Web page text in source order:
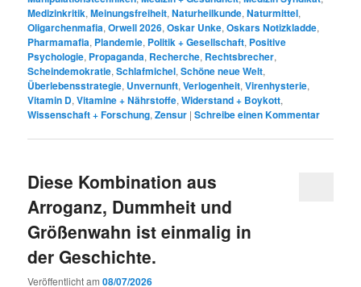
Medizinkritik,Meinungsfreiheit,Naturheilkunde,Naturmittel,
Oligarchenmafia,Orwell 2026,Oskar Unke,Oskars Notizkladde,
Pharmamafia, Plandemie, Politik + Gesellschaft, Positive
Psychologie, Propaganda, Recherche, Rechtsbrecher,
Scheindemokratie,Schlafmichel,Schöne neue Welt,
Überlebensstrategie, Unvernunft,Verlogenheit,Virenhysterie,
Vitamin D,Vitamine + Nährstoffe,Widerstand + Boykott,
Wissenschaft + Forschung,Zensur |Schreibe einen Kommentar
Diese Kombination aus
Arroganz, Dummheit und
Größenwahn ist einmalig in
der Geschichte.
Veröffentlicht am08/07/2026